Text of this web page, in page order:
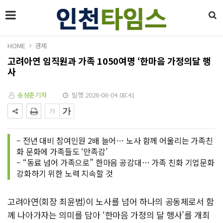
HOME 경제
고려아연 임직원과 가족 1050여명 ‘한마음 가정의달 행
사
송성춘기자 발행 2026-06-04 08:41
– 전년 대비 참여인원 2배 늘어… 노사 함께 어울리는 가족친
화 문화에 가족들도 ‘만족감’
– “동료 넘어 가족으로” 한마음 공감대… 가족 친화 기업문화
강화하기 위한 노력 지속할 것
고려아연(회장 최윤범)이 노사를 넘어 하나의 공동체로서 함
께 나아가자는 의미를 담아 ‘한마음 가정의 달 행사’를 개최